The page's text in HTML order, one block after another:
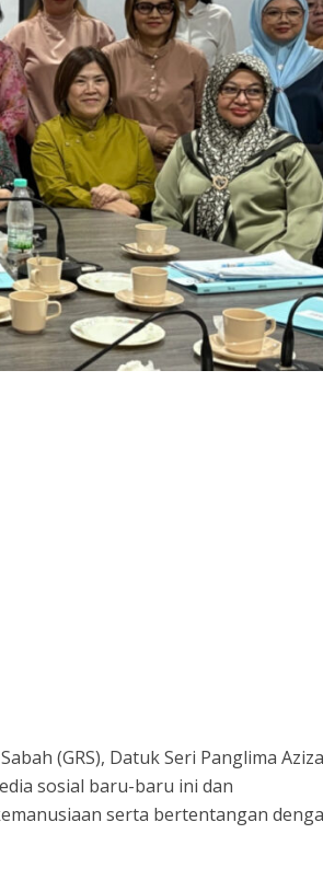
(GRS), Datuk Seri Panglima
sosial baru-baru ini dan
serta bertentangan